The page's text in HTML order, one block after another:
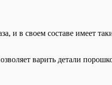
и в своем составе имеет
варить детали